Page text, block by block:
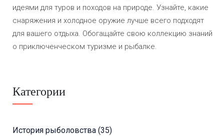
идеями для туров и походов на природе. Узнайте, какие
снаряжения и холодное оружие лучше всего подходят
для вашего отдыха. Обогащайте свою коллекцию знаний
о приключенческом туризме и рыбалке.
Категории
История рыболовства (35)